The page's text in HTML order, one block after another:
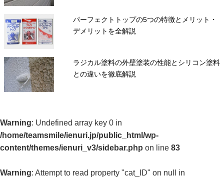
パーフェクトトップの5つの特徴とメリット・
デメリットを全解説
ラジカル塗料の外壁塗装の性能とシリコン塗料
との違いを徹底解説
Warning: Undefined array key 0 in
/home/teamsmile/ienuri.jp/public_html/wp-
content/themes/ienuri_v3/sidebar.php on line 83
Warning: Attempt to read property "cat_ID" on null in